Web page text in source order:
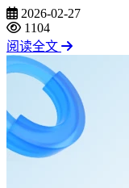
2026-02-27
1104
阅读全文